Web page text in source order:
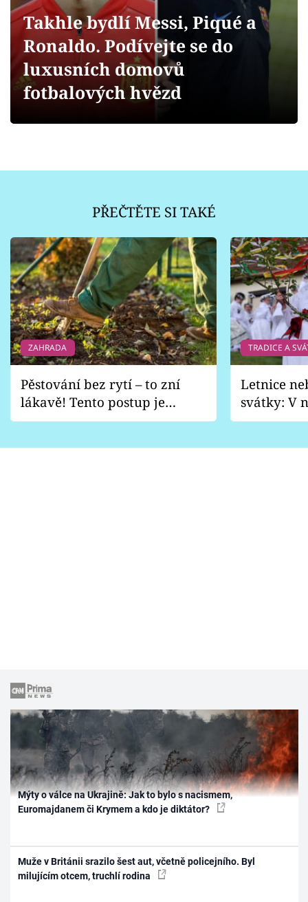
Přihlášení
Sledujte nás
Takhle bydlí Messi, Piqué a
Ronaldo. Podívejte se do
luxusních domovů
fotbalových hvězd
PŘEČTĚTE SI TAKÉ
ZAHRADA
Pěstování bez rytí – to zní
lákavě! Tento postup je
vhodný jen pro některé
TRADICE A
Letnice
svátky: V
pondělí
Mýty o válce na Ukrajině: Jak to bylo s nacismem,
Euromajdanem či Krymem a kdo je diktátor?
Muže v Británii srazilo šest aut, včetně policejního. Byl
milujícím otcem, truchlí rodina